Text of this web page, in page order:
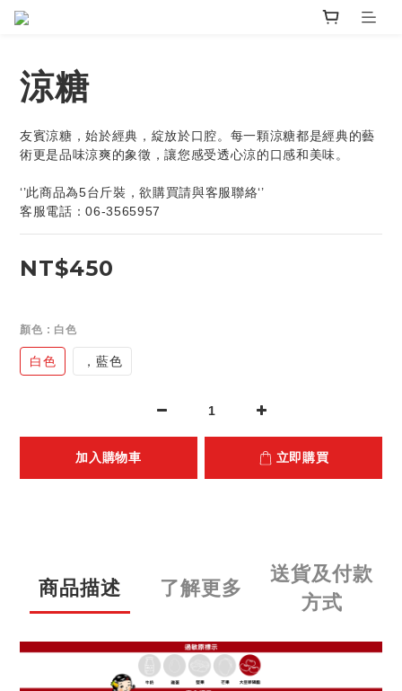
涼糖
友賓涼糖，始於經典，綻放於口腔。每一顆涼糖都是經典的藝
術更是品味涼爽的象徵，讓您感受透心涼的口感和美味。
‘’此商品為5台斤裝，欲購買請與客服聯絡‘’
客服電話：06-3565957
NT$450
顏色 : 白色
白色 ，藍色
加入購物車 立即購買
商品描述 了解更多
送貨及付款
方式